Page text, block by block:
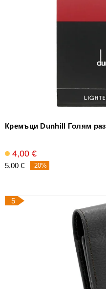
Кремъци Dunhill Голям
4,00 €
5,00 € -20%
5